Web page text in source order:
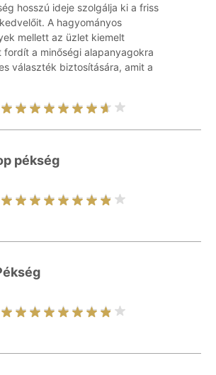
hosszú ideje szolgálja ki a friss
A hagyományos
mellett az üzlet kiemelt
fordít a minőségi alapanyagokra
választék biztosítására, amit a
pékség